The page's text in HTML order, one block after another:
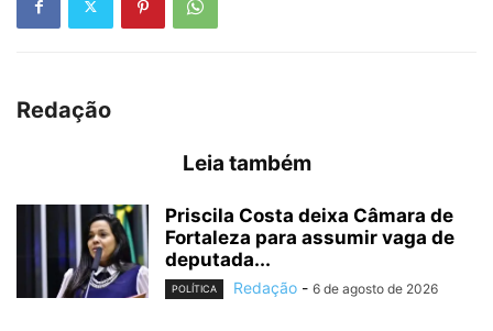
Redação
Leia também
Priscila Costa deixa Câmara de
Fortaleza para assumir vaga de
deputada...
POLÍTICA Redação - 6 de agosto de 2026